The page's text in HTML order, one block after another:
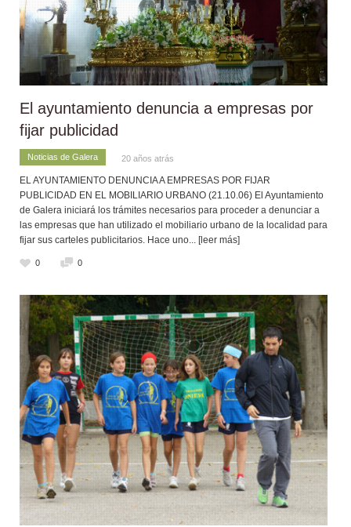
El ayuntamiento denuncia a empresas por
fijar publicidad
Noticias de Galera 20 años atrás
EL AYUNTAMIENTO DENUNCIA A EMPRESAS POR FIJAR
PUBLICIDAD EN EL MOBILIARIO URBANO (21.10.06) El Ayuntamiento
de Galera iniciará los trámites necesarios para proceder a denunciar a
las empresas que han utilizado el mobiliario urbano de la localidad para
fijar sus carteles publicitarios. Hace uno... [leer más]
0 0